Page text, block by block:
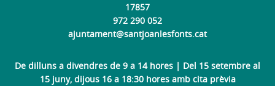
17857
972 290 052
ajuntament@santjoanlesfonts.cat
De dilluns a divendres de 9 a 14 hores | Del 15 setembre al
15 juny, dijous 16 a 18:30 hores amb cita prèvia